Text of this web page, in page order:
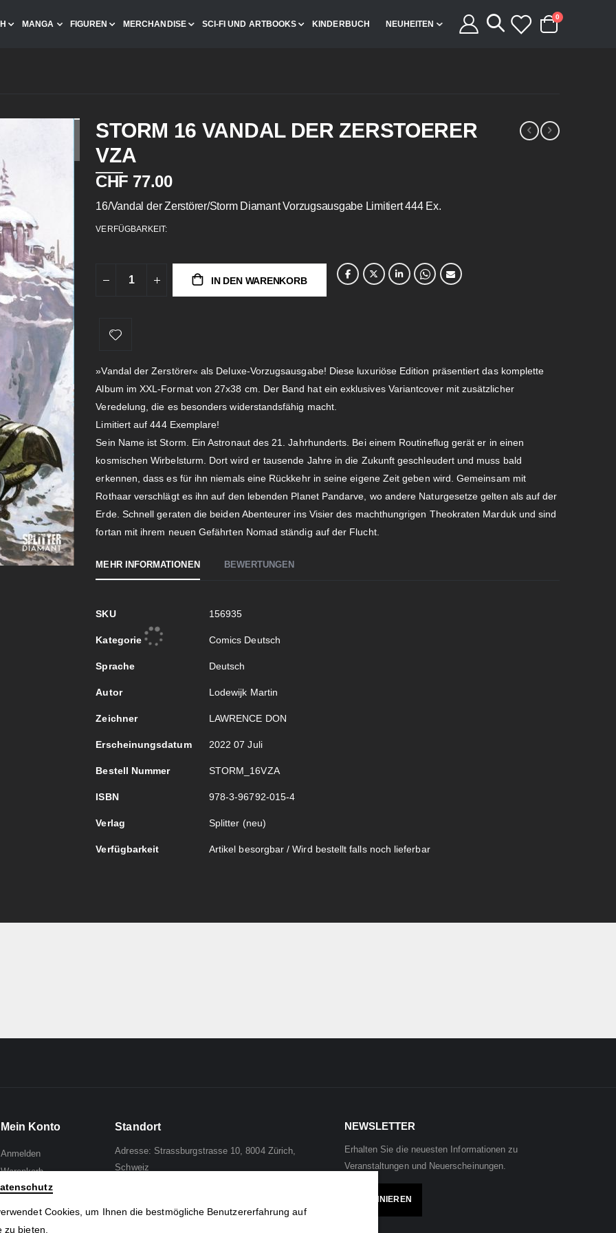
MANGA FIGUREN MERCHANDISE SCI-FI UND ARTBOOKS KINDERBUCH NEUHEITEN
Cart
0 Artikel
STORM 16 VANDAL DER ZERSTOERER
VZA
CHF 77.00
16/Vandal der Zerstörer/Storm Diamant Vorzugsausgabe Limitiert 444 Ex.
VERFÜGBARKEIT:
IN DEN WARENKORB
»Vandal der Zerstörer« als Deluxe-Vorzugsausgabe! Diese luxuriöse Edition präsentiert das komplette
Album im XXL-Format von 27x38 cm. Der Band hat ein exklusives Variantcover mit zusätzlicher
Veredelung, die es besonders widerstandsfähig macht.
Limitiert auf 444 Exemplare!
Sein Name ist Storm. Ein Astronaut des 21. Jahrhunderts. Bei einem Routineflug gerät er in einen
kosmischen Wirbelsturm. Dort wird er tausende Jahre in die Zukunft geschleudert und muss bald
erkennen, dass es für ihn niemals eine Rückkehr in seine eigene Zeit geben wird. Gemeinsam mit
Rothaar verschlägt es ihn auf den lebenden Planet Pandarve, wo andere Naturgesetze gelten als auf der
Erde. Schnell geraten die beiden Abenteurer ins Visier des machthungrigen Theokraten Marduk und sind
fortan mit ihrem neuen Gefährten Nomad ständig auf der Flucht.
MEHR INFORMATIONEN
Mehr
Informationen
SKU 156935
Kategorie Comics Deutsch
Sprache Deutsch
Autor Lodewijk Martin
Zeichner LAWRENCE DON
Erscheinungsdatum 2022 07 Juli
Bestell Nummer STORM_16VZA
ISBN 978-3-96792-015-4
Verlag Splitter (neu)
Verfügbarkeit Artikel besorgbar / Wird bestellt falls noch lieferbar
BEWERTUNGEN
Mein Konto
Anmelden
Warenkorb
Wunschliste
Zur Kasse
Kontaktieren Sie uns
Standort
Adresse: Strassburgstrasse 10, 8004 Zürich,
Schweiz
Tel: +41 44 241 96 95
NEWSLETTER
Erhalten Sie die neuesten Informationen zu
Veranstaltungen und Neuerscheinungen.
ABONNIEREN
Cookies, um Ihnen die bestmögliche Benutzererfahrung auf
zu bieten.